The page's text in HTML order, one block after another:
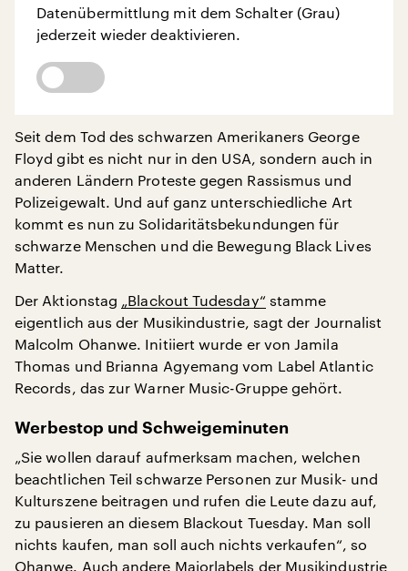
Datenübermittlung mit dem Schalter (Grau)
jederzeit wieder deaktivieren.
Seit dem Tod des schwarzen Amerikaners George
Floyd gibt es nicht nur in den USA, sondern auch in
anderen Ländern Proteste gegen Rassismus und
Polizeigewalt. Und auf ganz unterschiedliche Art
kommt es nun zu Solidaritätsbekundungen für
schwarze Menschen und die Bewegung Black Lives
Matter.
Der Aktionstag „Blackout Tudesday“ stamme
eigentlich aus der Musikindustrie, sagt der Journalist
Malcolm Ohanwe. Initiiert wurde er von Jamila
Thomas und Brianna Agyemang vom Label Atlantic
Records, das zur Warner Music-Gruppe gehört.
Werbestop und Schweigeminuten
„Sie wollen darauf aufmerksam machen, welchen
beachtlichen Teil schwarze Personen zur Musik- und
Kulturszene beitragen und rufen die Leute dazu auf,
zu pausieren an diesem Blackout Tuesday. Man soll
nichts kaufen, man soll auch nichts verkaufen“, so
Ohanwe. Auch andere Majorlabels der Musikindustrie